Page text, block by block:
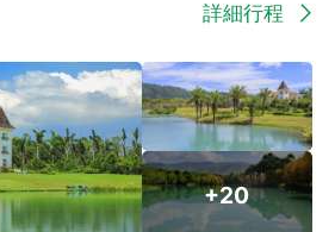
詳細行程
+20